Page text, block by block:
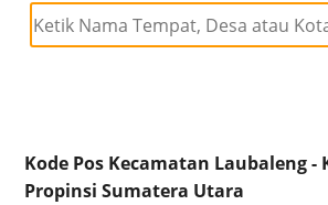
Kode Pos Kecamatan Laubaleng -
Propinsi Sumatera Utara